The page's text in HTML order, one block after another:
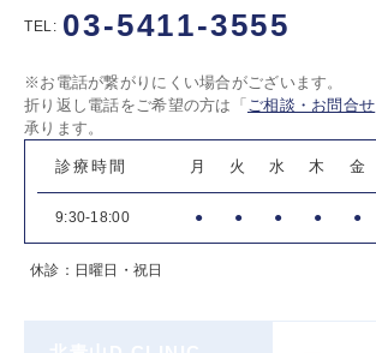
TEL: 03-5411-3555
※お電話が繋がりにくい場合がございます。
折り返し電話をご希望の方は「 ご相談・お問合せ
承ります。
診療時間 月 火 水 木 金
9:30-18:00 ● ● ● ● ●
休診：日曜日・祝日